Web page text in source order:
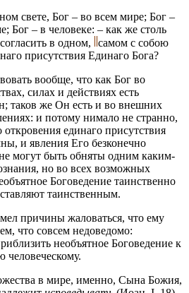
свете, Бог – во всем мире; Бог –
Бог – в человеке: – как же столь
в одном,
самом с собою
присутствия Единаго Бога?
вообще, что как Бог во
силах и действиях есть
таков же Он есть и во внешних
и потому нимало не странно,
откровения единаго присутствия
и явления Его безконечно
могут быть обняты одним каким-
но во всех возможных
Боговедение таинственно
таинственным.
причины жаловаться, что ему
что совсем недоведомо:
необъятное Боговедение к
человеческому.
в мире, именно, Сына Божия,